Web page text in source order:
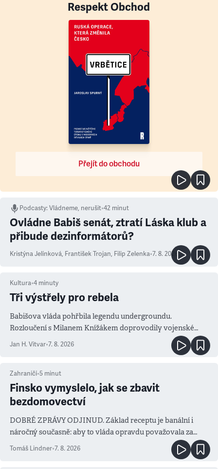
Respekt Obchod
Přejít do obchodu
Podcasty:Vládneme, nerušit•42 minut
Ovládne Babiš senát, ztratí Láska klub a
přibude dezinformátorů?
Kristýna Jelínková, František Trojan, Filip Zelenka•7. 8. 2026
Kultura•4 minuty
Tři výstřely pro rebela
Babišova vláda pohřbila legendu undergroundu.
Rozloučení s Milanem Knížákem doprovodily vojenské
salvy i kritika pokrokářů
Jan H. Vitvar•7. 8. 2026
Zahraničí•5 minut
Finsko vymyslelo, jak se zbavit
bezdomovectví
DOBRÉ ZPRÁVY ODJINUD. Základ receptu je banální i
náročný současně: aby to vláda opravdu považovala za
prioritu
Tomáš Lindner•7. 8. 2026